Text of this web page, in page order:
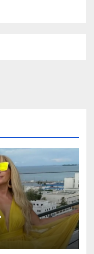
su estatua